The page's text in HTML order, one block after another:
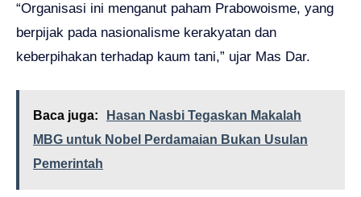
“Organisasi ini menganut paham Prabowoisme, yang
berpijak pada nasionalisme kerakyatan dan
keberpihakan terhadap kaum tani,” ujar Mas Dar.
Baca juga:
Hasan Nasbi Tegaskan Makalah
MBG untuk Nobel Perdamaian Bukan Usulan
Pemerintah